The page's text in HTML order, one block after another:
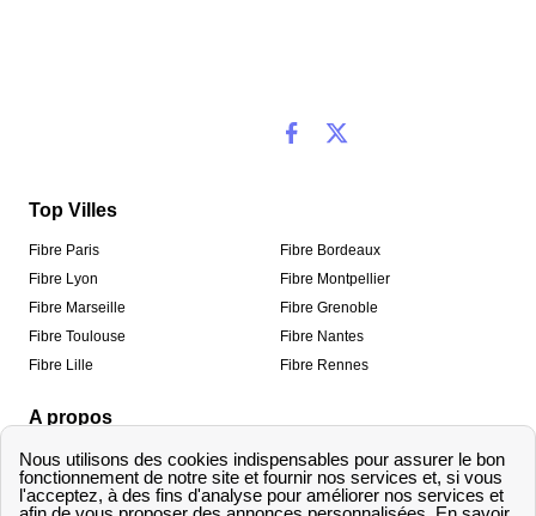
Top Villes
Fibre Paris
Fibre Lyon
Fibre Marseille
Fibre Toulouse
Fibre Lille
Fibre Bordeaux
Fibre Montpellier
Fibre Grenoble
Fibre Nantes
Fibre Rennes
A propos
Qui sommes-nous ?
Informations de contact
Mentions légales
Traitement des avis